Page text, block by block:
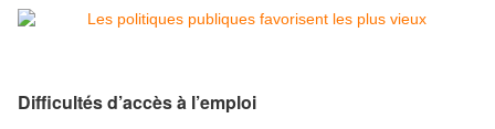
Difficultés d’accès à l’emploi